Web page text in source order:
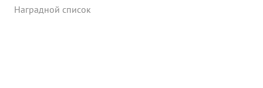
Наградной список